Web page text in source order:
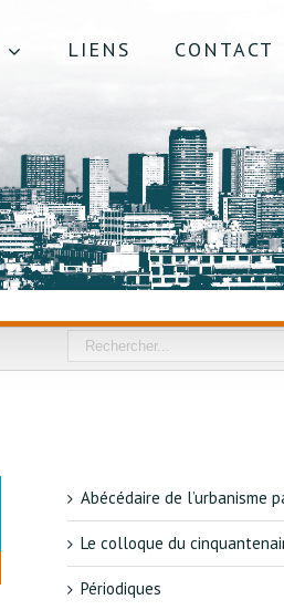
LIENS CONTACT
Abécédaire de l’urbanisme
Le colloque du
Périodiques